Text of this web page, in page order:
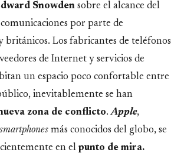
Snowden sobre el alcance del
por parte de
británicos. Los fabricantes de teléfonos
de Internet y servicios de
un espacio poco confortable entre
inevitablemente se han
zona de conflicto.Apple,
smartphones más conocidos del globo, se
en el punto de mira.